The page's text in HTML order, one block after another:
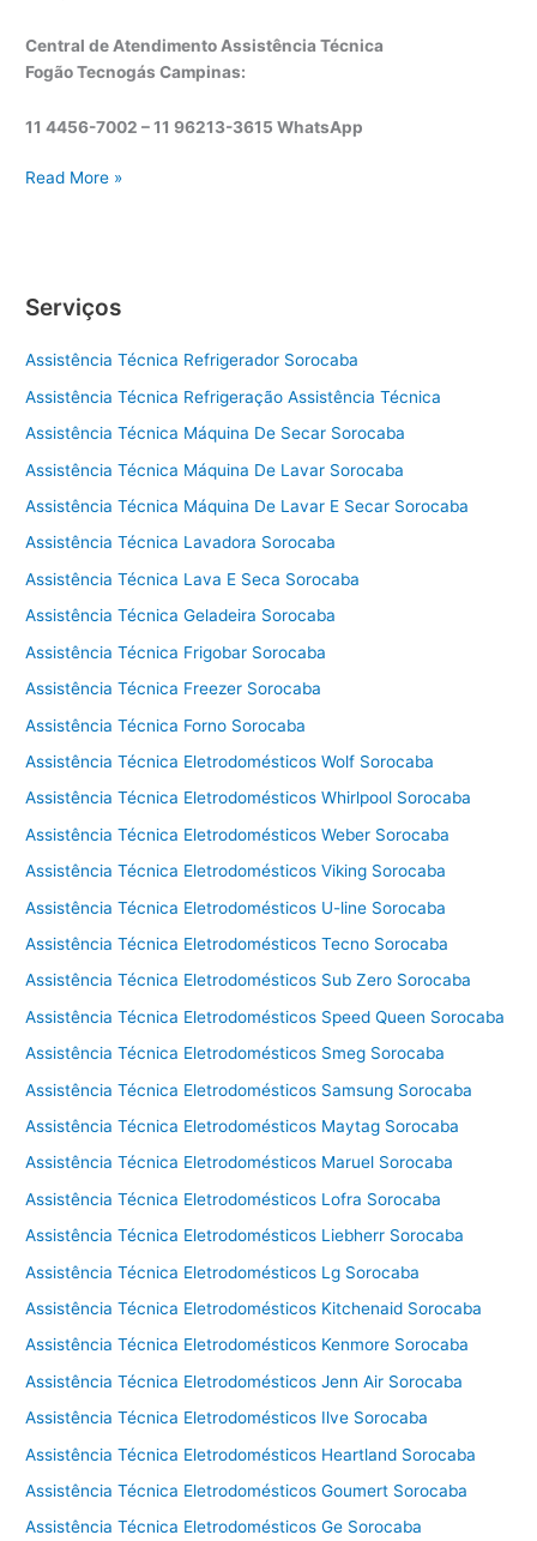
Central de Atendimento Assistência Técnica
Fogão Tecnogás Campinas:
11 4456-7002 – 11 96213-3615 WhatsApp
A
t
n
c
a
t
n
a
f
ã
o
e
c
n
g
á
a
m
i
n
a
Read More »
Serviços
Assistência Técnica Refrigerador Sorocaba
Assistência Técnica Refrigeração Assistência Técnica
Assistência Técnica Máquina De Secar Sorocaba
Assistência Técnica Máquina De Lavar Sorocaba
Assistência Técnica Máquina De Lavar E Secar Sorocaba
Assistência Técnica Lavadora Sorocaba
Assistência Técnica Lava E Seca Sorocaba
Assistência Técnica Geladeira Sorocaba
Assistência Técnica Frigobar Sorocaba
Assistência Técnica Freezer Sorocaba
Assistência Técnica Forno Sorocaba
Assistência Técnica Eletrodomésticos Wolf Sorocaba
Assistência Técnica Eletrodomésticos Whirlpool Sorocaba
Assistência Técnica Eletrodomésticos Weber Sorocaba
Assistência Técnica Eletrodomésticos Viking Sorocaba
Assistência Técnica Eletrodomésticos U-line Sorocaba
Assistência Técnica Eletrodomésticos Tecno Sorocaba
Assistência Técnica Eletrodomésticos Sub Zero Sorocaba
Assistência Técnica Eletrodomésticos Speed Queen Sorocaba
Assistência Técnica Eletrodomésticos Smeg Sorocaba
Assistência Técnica Eletrodomésticos Samsung Sorocaba
Assistência Técnica Eletrodomésticos Maytag Sorocaba
Assistência Técnica Eletrodomésticos Maruel Sorocaba
Assistência Técnica Eletrodomésticos Lofra Sorocaba
Assistência Técnica Eletrodomésticos Liebherr Sorocaba
Assistência Técnica Eletrodomésticos Lg Sorocaba
Assistência Técnica Eletrodomésticos Kitchenaid Sorocaba
Assistência Técnica Eletrodomésticos Kenmore Sorocaba
Assistência Técnica Eletrodomésticos Jenn Air Sorocaba
Assistência Técnica Eletrodomésticos Ilve Sorocaba
Assistência Técnica Eletrodomésticos Heartland Sorocaba
Assistência Técnica Eletrodomésticos Goumert Sorocaba
Assistência Técnica Eletrodomésticos Ge Sorocaba